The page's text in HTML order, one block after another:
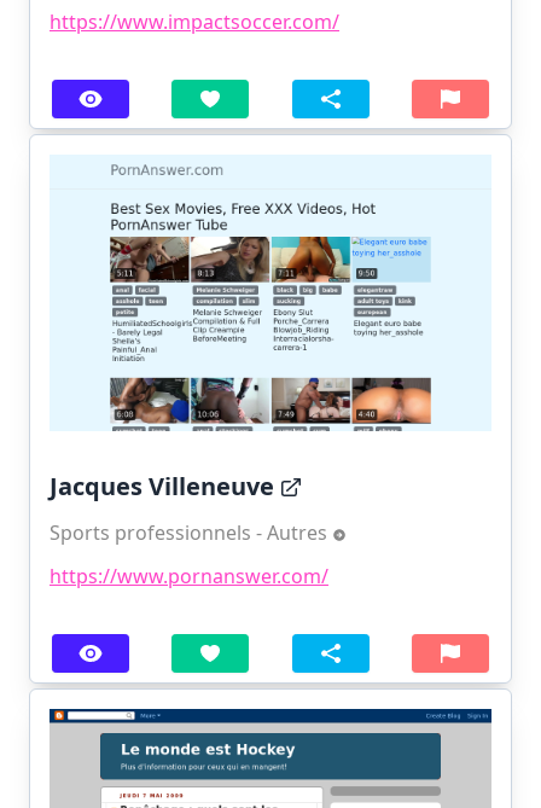
https://www.impactsoccer.com/
Jacques Villeneuve
Sports professionnels - Autres
https://www.pornanswer.com/